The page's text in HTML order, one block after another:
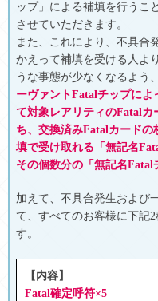
ップ」による補填を行うこ
させていただきます。
また、これにより、不具合
かえって補填を受ける人よ
うな事態が少なくなるよう、
ーヴァントFatalチップに
て対象レアリティのFatalカ
ち、交換済みFatalカード
填で受け取れる「無記名
その個数分の「無記名Fatal
加えて、不具合発生および
て、すべてのお客様に下記
す。
【内容】
Fatal確定呼符×5